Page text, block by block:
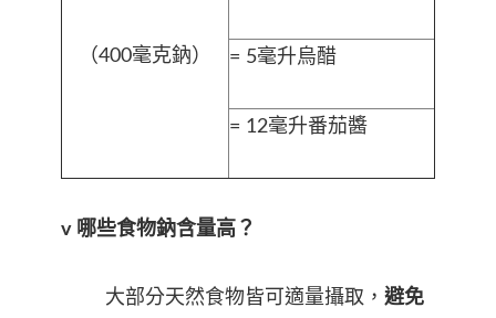
（400毫克鈉） = 5毫升烏醋
= 12毫升番茄醬
v 哪些食物鈉含量高？
大部分天然食物皆可適量攝取， 避免